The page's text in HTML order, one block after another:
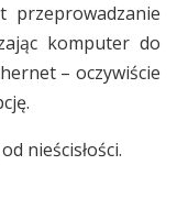
komputer do
– oczywiście
nieścisłości.